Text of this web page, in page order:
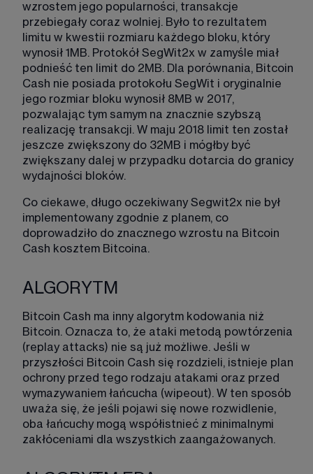
wzrostem jego popularności, transakcje
przebiegały coraz wolniej. Było to rezultatem
limitu w kwestii rozmiaru każdego bloku, który
wynosił 1MB. Protokół SegWit2x w zamyśle miał
podnieść ten limit do 2MB. Dla porównania, Bitcoin
Cash nie posiada protokołu SegWit i oryginalnie
jego rozmiar bloku wynosił 8MB w 2017,
pozwalając tym samym na znacznie szybszą
realizację transakcji. W maju 2018 limit ten został
jeszcze zwiększony do 32MB i mógłby być
zwiększany dalej w przypadku dotarcia do granicy
wydajności bloków.
Co ciekawe, długo oczekiwany Segwit2x nie był
implementowany zgodnie z planem, co
doprowadziło do znacznego wzrostu na Bitcoin
Cash kosztem Bitcoina.
ALGORYTM
Bitcoin Cash ma inny algorytm kodowania niż
Bitcoin. Oznacza to, że ataki metodą powtórzenia
(replay attacks) nie są już możliwe. Jeśli w
przyszłości Bitcoin Cash się rozdzieli, istnieje plan
ochrony przed tego rodzaju atakami oraz przed
wymazywaniem łańcucha (wipeout). W ten sposób
uważa się, że jeśli pojawi się nowe rozwidlenie,
oba łańcuchy mogą współistnieć z minimalnymi
zakłóceniami dla wszystkich zaangażowanych.